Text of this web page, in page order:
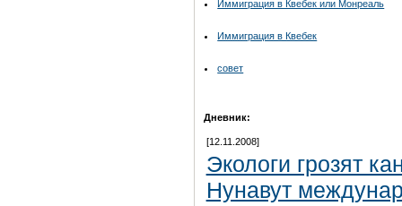
Иммиграция в Квебек или Монреаль
Иммиграция в Квебек
совет
Дневник:
[12.11.2008]
Экологи грозят
Нунавут